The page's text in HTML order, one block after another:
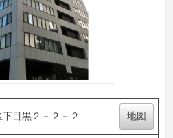
目黒２－２－２ 地図